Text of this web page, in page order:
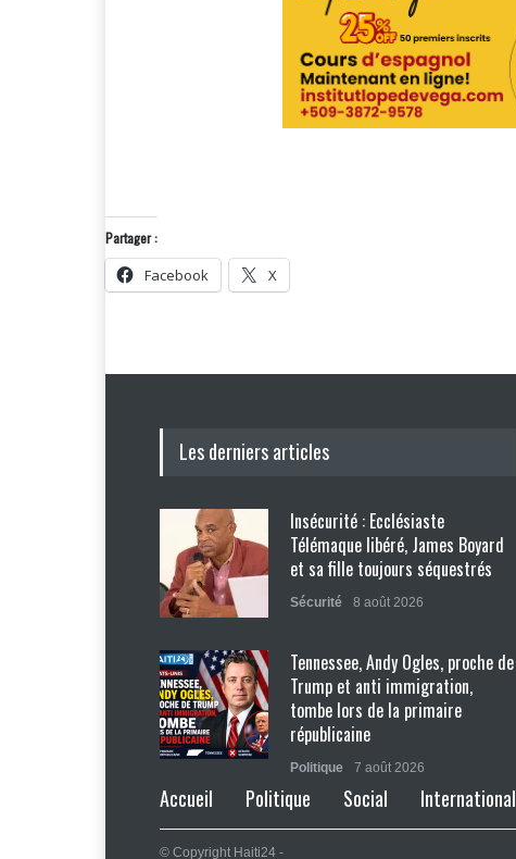
Partager :
Facebook X
Les derniers articles
Insécurité : Ecclésiaste
Télémaque libéré, James Boyard
et sa fille toujours séquestrés
Sécurité 8 août 2026
Tennessee, Andy Ogles, proche de
Trump et anti immigration,
tombe lors de la primaire
républicaine
Politique 7 août 2026
Journalisme sportif : l'urgence de
Accueil Politique Social International
© Copyright Haiti24 -